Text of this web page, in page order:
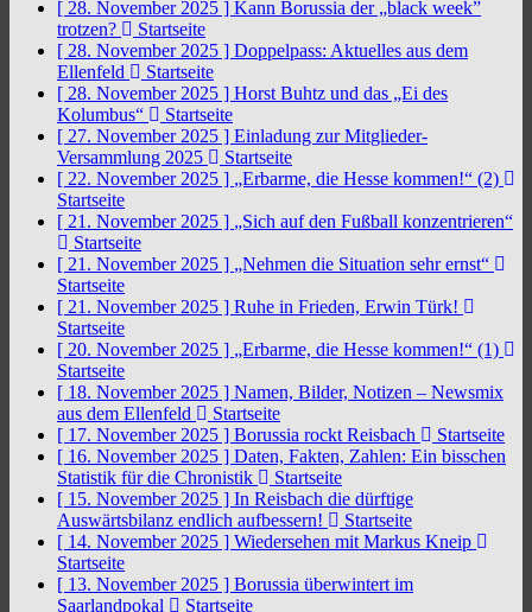
[ 28. November 2025 ] Kann Borussia der „black week”
trotzen?
Startseite
[ 28. November 2025 ] Doppelpass: Aktuelles aus dem
Ellenfeld
Startseite
[ 28. November 2025 ] Horst Buhtz und das „Ei des
Kolumbus“
Startseite
[ 27. November 2025 ] Einladung zur Mitglieder-
Versammlung 2025
Startseite
[ 22. November 2025 ] „Erbarme, die Hesse kommen!“ (2)
Startseite
[ 21. November 2025 ] „Sich auf den Fußball konzentrieren“
Startseite
[ 21. November 2025 ] „Nehmen die Situation sehr ernst“
Startseite
[ 21. November 2025 ] Ruhe in Frieden, Erwin Türk!
Startseite
[ 20. November 2025 ] „Erbarme, die Hesse kommen!“ (1)
Startseite
[ 18. November 2025 ] Namen, Bilder, Notizen – Newsmix
aus dem Ellenfeld
Startseite
[ 17. November 2025 ] Borussia rockt Reisbach
Startseite
[ 16. November 2025 ] Daten, Fakten, Zahlen: Ein bisschen
Statistik für die Chronistik
Startseite
[ 15. November 2025 ] In Reisbach die dürftige
Auswärtsbilanz endlich aufbessern!
Startseite
[ 14. November 2025 ] Wiedersehen mit Markus Kneip
Startseite
[ 13. November 2025 ] Borussia überwintert im
Saarlandpokal
Startseite